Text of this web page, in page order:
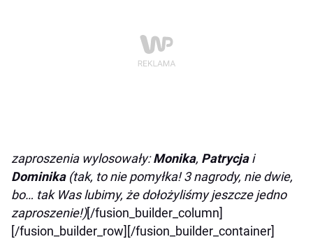
zaproszenia wylosowały:Monika, Patrycjai
Dominika(tak, to nie pomyłka! 3 nagrody, nie dwie,
bo… tak Was lubimy, że dołożyliśmy jeszcze jedno
zaproszenie!)[/fusion_builder_column]
[/fusion_builder_row][/fusion_builder_container]